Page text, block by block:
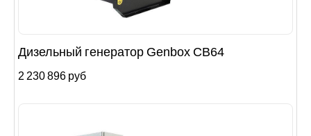
Дизельный генератор Genbox CB64
2 230 896 руб